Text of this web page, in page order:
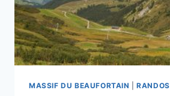
MASSIF DU BEAUFORTAIN |RANDOS